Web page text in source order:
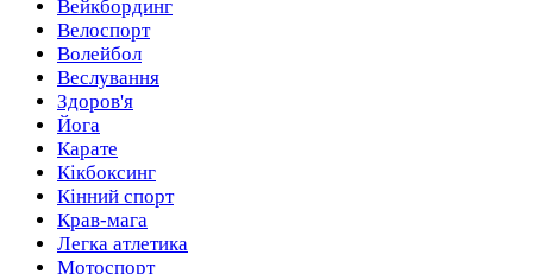
Вейкбординг
Велоспорт
Волейбол
Веслування
Здоров'я
Йога
Карате
Кікбоксинг
Кінний спорт
Крав-мага
Легка атлетика
Мотоспорт